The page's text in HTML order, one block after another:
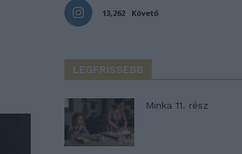
13,262 Követő
LEGFRISSEBB
Minka 11. rész